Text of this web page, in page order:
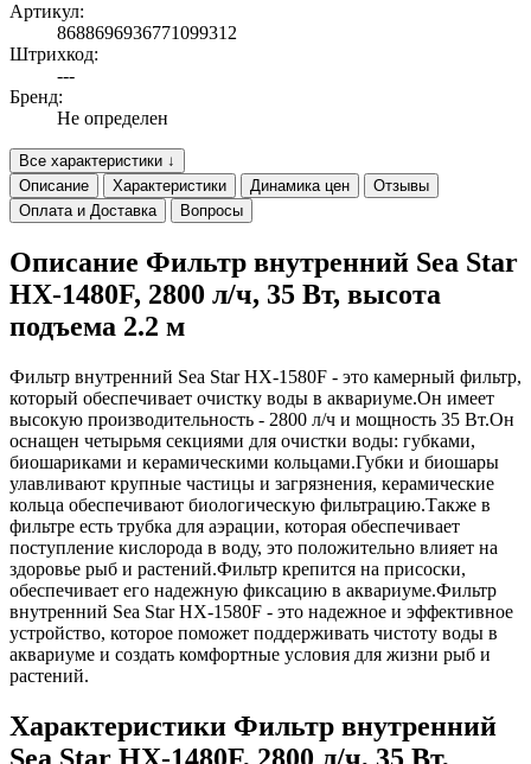
Артикул:
8688696936771099312
Штрихкод:
---
Бренд:
Не определен
Все характеристики ↓
Описание
Характеристики Динамика цен
Отзывы
Оплата и Доставка
Вопросы
Описание Фильтр внутренний Sea Star
HX-1480F, 2800 л/ч, 35 Вт, высота
подъема 2.2 м
Фильтр внутренний Sea Star HX-1580F - это камерный фильтр,
который обеспечивает очистку воды в аквариуме.Он имеет
высокую производительность - 2800 л/ч и мощность 35 Вт.Он
оснащен четырьмя секциями для очистки воды: губками,
биошариками и керамическими кольцами.Губки и биошары
улавливают крупные частицы и загрязнения, керамические
кольца обеспечивают биологическую фильтрацию.Также в
фильтре есть трубка для аэрации, которая обеспечивает
поступление кислорода в воду, это положительно влияет на
здоровье рыб и растений.Фильтр крепится на присоски,
обеспечивает его надежную фиксацию в аквариуме.Фильтр
внутренний Sea Star HX-1580F - это надежное и эффективное
устройство, которое поможет поддерживать чистоту воды в
аквариуме и создать комфортные условия для жизни рыб и
растений.
Характеристики Фильтр внутренний